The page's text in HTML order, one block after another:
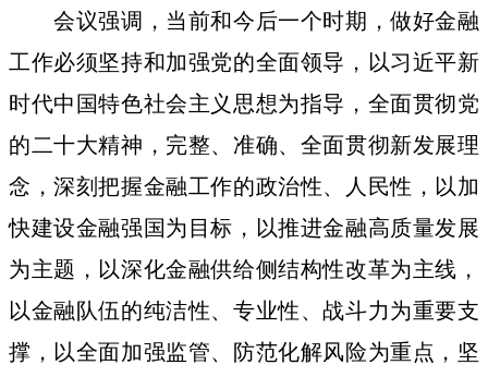
会议强调，当前和今后一个时期，做好金融
工作必须坚持和加强党的全面领导，以习近平新
时代中国特色社会主义思想为指导，全面贯彻党
的二十大精神，完整、准确、全面贯彻新发展理
念，深刻把握金融工作的政治性、人民性，以加
快建设金融强国为目标，以推进金融高质量发展
为主题，以深化金融供给侧结构性改革为主线，
以金融队伍的纯洁性、专业性、战斗力为重要支
撑，以全面加强监管、防范化解风险为重点，坚